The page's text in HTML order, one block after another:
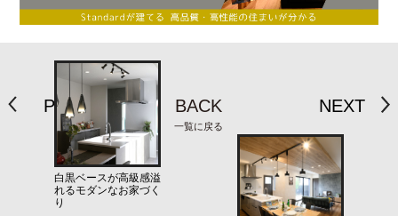
PREV
白黒ベースが高級感溢
れるモダンなお家づく
り
BACK
一覧に戻る
NEXT